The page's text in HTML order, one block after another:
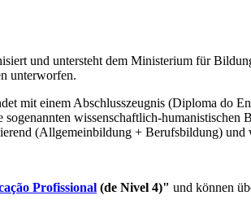
und untersteht dem Ministerium für
unterworfen.
mit einem Abschlusszeugnis (Diploma do
wissenschaftlich-
(Allgemeinbildung + Berufsbildung) und
Profissional (de Nivel 4)" und können